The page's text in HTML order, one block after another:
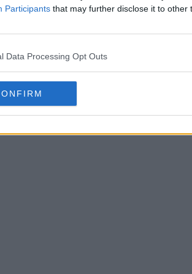
Participants that may further disclose it to other
Data Processing Opt Outs